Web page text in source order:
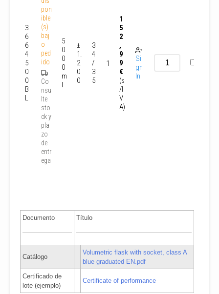
3
6
6
4
5
0
0
B
L
pon
ible
(s)
baj
o
ped
ido
Co
nsu
lte
sto
ck y
pla
zo
de
entr
ega
5
0
0
0
m
l
±
1.
2
0
0
3
4
/
3
5
1
1
5
2
,
9
9
€
(s
/I
V
A)
Si
gn
In
Documento Título
Catálogo
Volumetric flask with socket, class A
blue graduated EN.pdf
Certificado de
lote (ejemplo)
Certificate of performance